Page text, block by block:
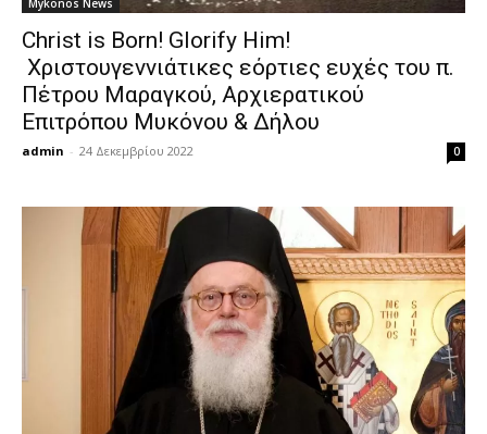
Mykonos News
Christ is Born! Glorify Him!
Χριστουγεννιάτικες εόρτιες ευχές του π.
Πέτρου Μαραγκού, Αρχιερατικού
Επιτρόπου Μυκόνου & Δήλου
admin - 24 Δεκεμβρίου 2022 0